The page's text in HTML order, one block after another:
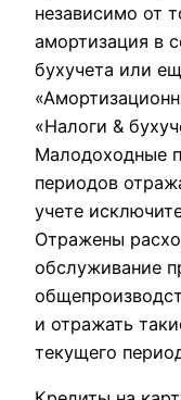
независимо от
амортизация в
бухучета или
«Налоги &
Малодоходные
периодов
учете
Отражены
обслуживание
и отражать
текущего